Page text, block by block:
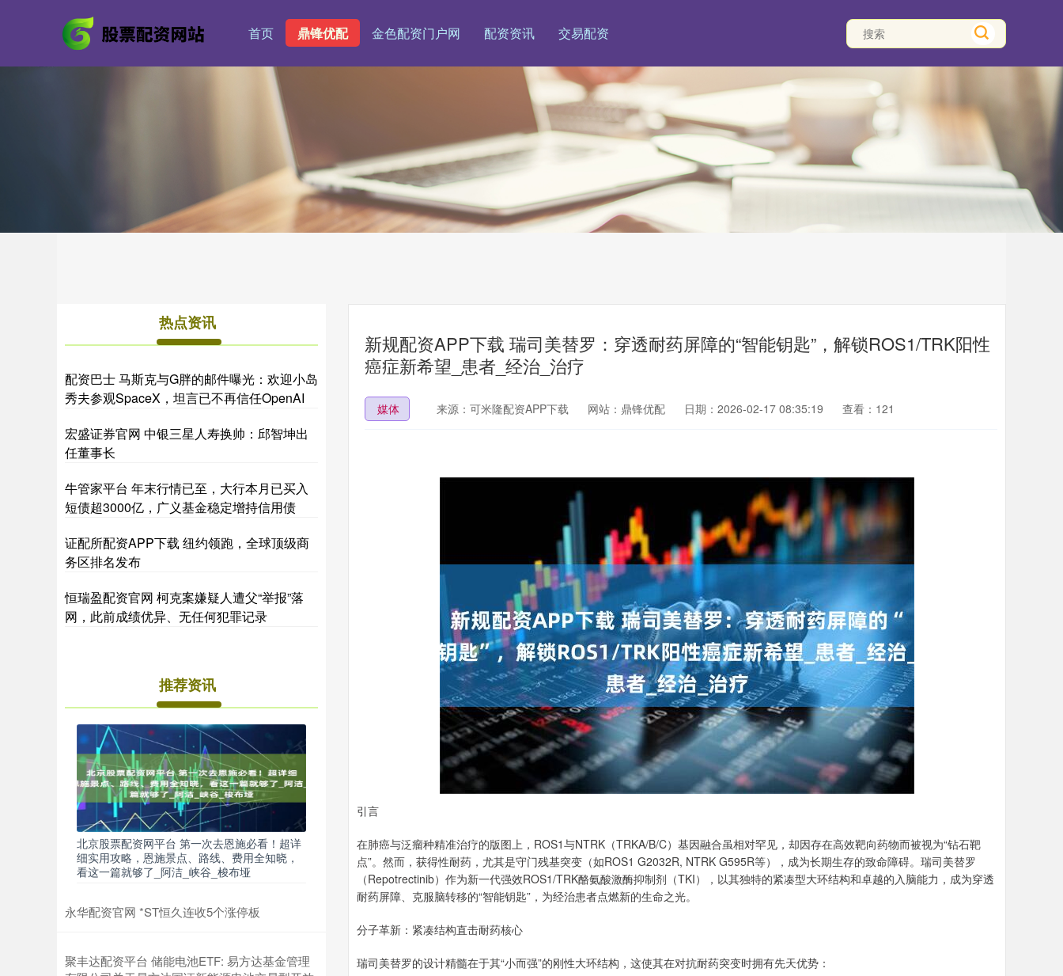
首页 鼎锋优配 金色配资门户网 配资资讯 交易配资
新规配资APP下载 瑞司美替罗：穿透耐药屏障的“智能钥匙”，解锁ROS1/TRK阳性
癌症新希望_患者_经治_治疗
媒体 来源：可米隆配资APP下载 网站：鼎锋优配 日期：2026-02-17 08:35:19 查看：121
引言
在肺癌与泛瘤种精准治疗的版图上，ROS1与NTRK（TRKA/B/C）基因融合虽相对罕见，却因存在高效靶向药物而被视为“钻石靶
点”。然而，获得性耐药，尤其是守门残基突变（如ROS1 G2032R, NTRK G595R等），成为长期生存的致命障碍。瑞司美替罗
（Repotrectinib）作为新一代强效ROS1/TRK酪氨酸激酶抑制剂（TKI），以其独特的紧凑型大环结构和卓越的入脑能力，成为穿透
耐药屏障、克服脑转移的“智能钥匙”，为经治患者点燃新的生命之光。
分子革新：紧凑结构直击耐药核心
瑞司美替罗的设计精髓在于其“小而强”的刚性大环结构，这使其在对抗耐药突变时拥有先天优势：
热点资讯
配资巴士 马斯克与G胖的邮件曝光：欢迎小岛
秀夫参观SpaceX，坦言已不再信任OpenAI
宏盛证券官网 中银三星人寿换帅：邱智坤出
任董事长
牛管家平台 年末行情已至，大行本月已买入
短债超3000亿，广义基金稳定增持信用债
证配所配资APP下载 纽约领跑，全球顶级商
务区排名发布
恒瑞盈配资官网 柯克案嫌疑人遭父“举报”落
网，此前成绩优异、无任何犯罪记录
推荐资讯
北京股票配资网平台 第一次去恩施必看！超详
细实用攻略，恩施景点、路线、费用全知晓，
看这一篇就够了_阿洁_峡谷_梭布垭
永华配资官网 *ST恒久连收5个涨停板
聚丰达配资平台 储能电池ETF: 易方达基金管理